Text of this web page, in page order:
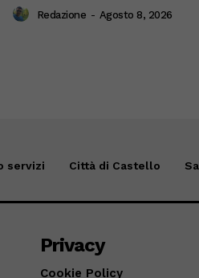
Redazione - Agosto 8, 2026
servizi Città di Castello
Privacy
Cookie Policy